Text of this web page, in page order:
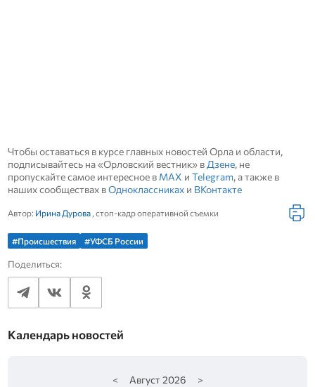
Чтобы оставаться в курсе главных новостей Орла и области,
подписывайтесь на «Орловский вестник» вДзене, не
пропускайте самое интересное в MAX и Telegram, а также в
наших сообществах вОдноклассникахи ВКонтакте
Автор: Ирина Дурова, стоп-кадр оперативной съемки
#Происшествия #УФСБ России
Поделиться:
Календарь новостей
< Август 2026 >